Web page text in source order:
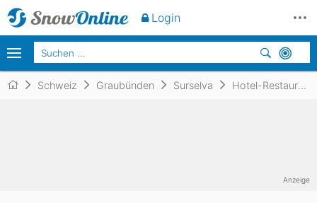
Schweiz Graubünden Surselva Hotel-Restaurant Surselva
anfragen
Anzeige
Login